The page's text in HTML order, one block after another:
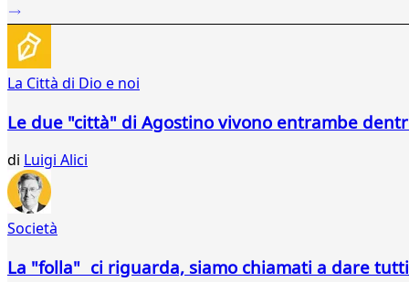
La Città di Dio e noi
Le due "città" di Agostino vivono entrambe
di Luigi Alici
Società
La "folla" ci riguarda, siamo chiamati a dare